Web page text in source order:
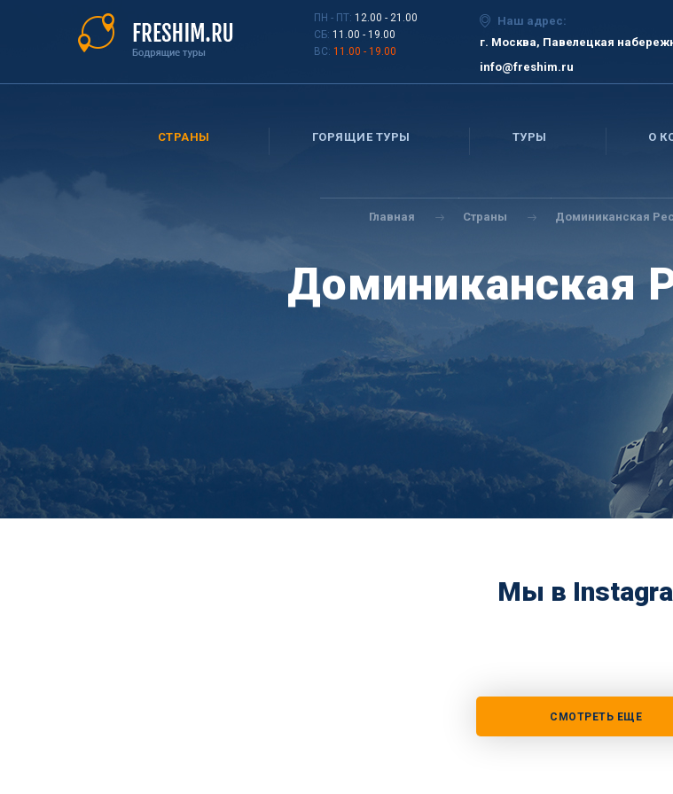
ПН - ПТ: 12.00 - 21.00
СБ: 11.00 - 19.00
ВС: 11.00 - 19.00
Наш адрес:
г. Москва, Павелецкая
info@freshim.ru
СТРАНЫ ГОРЯЩИЕ ТУРЫ ТУРЫ О
Вы
здесь
Главная Страны Доминиканская
Доминиканская
Мы в
СМОТРЕТЬ ЕЩЕ